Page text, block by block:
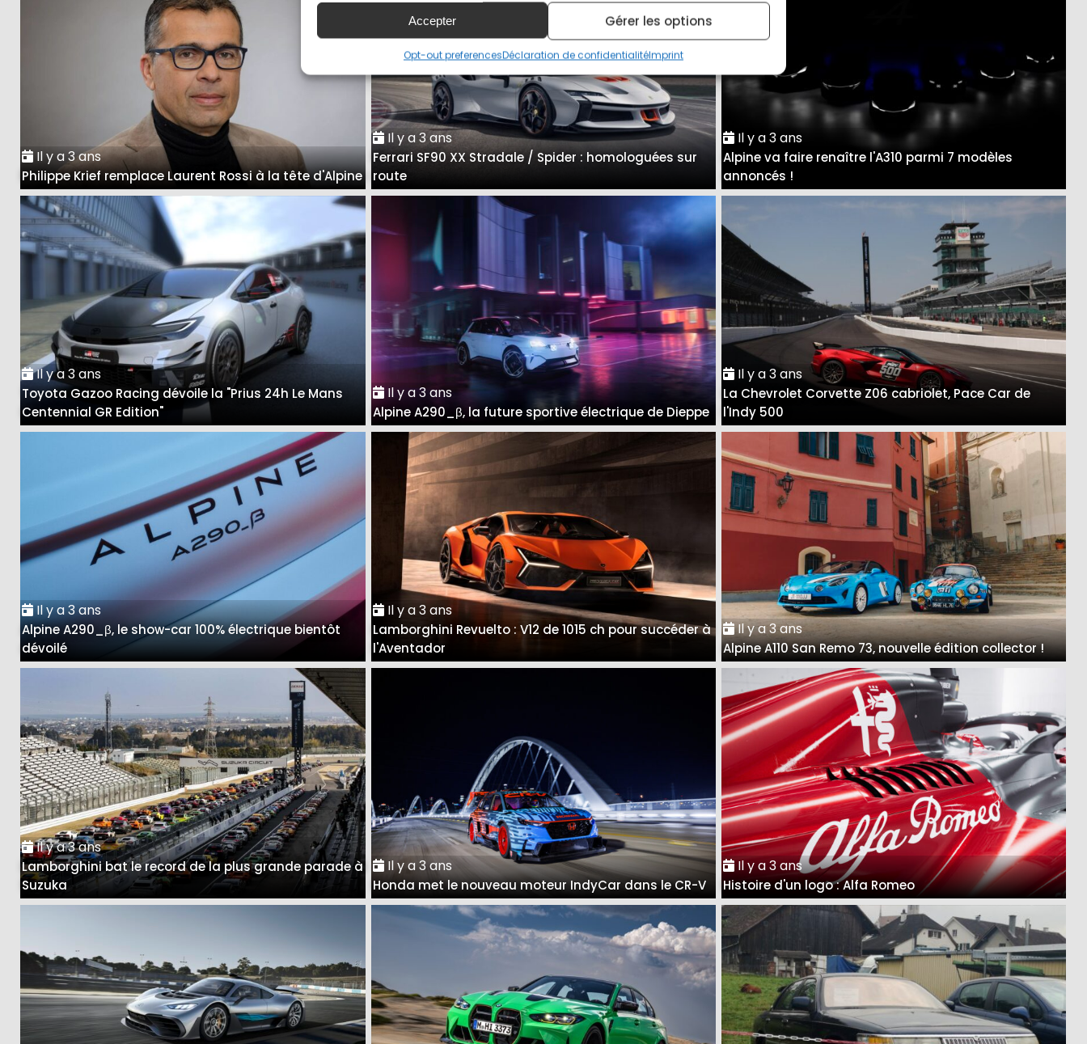
Accepter Gérer les options
Opt-out preferencesDéclaration de confidentialitéImprint
Il y a 3 ans
Philippe Krief remplace Laurent Rossi à la tête d'Alpine
Il y a 3 ans
Ferrari SF90 XX Stradale / Spider : homologuées sur
route
Il y a 3 ans
Alpine va faire renaître l'A310 parmi 7 modèles
annoncés !
Il y a 3 ans
Toyota Gazoo Racing dévoile la "Prius 24h Le Mans
Centennial GR Edition"
Il y a 3 ans
Alpine A290_β, la future sportive électrique de Dieppe
Il y a 3 ans
La Chevrolet Corvette Z06 cabriolet, Pace Car de
l'Indy 500
Il y a 3 ans
Alpine A290_β, le show-car 100% électrique bientôt
dévoilé
Il y a 3 ans
Lamborghini Revuelto : V12 de 1015 ch pour succéder à
l'Aventador
Il y a 3 ans
Alpine A110 San Remo 73, nouvelle édition collector !
Il y a 3 ans
Lamborghini bat le record de la plus grande parade à
Suzuka
Il y a 3 ans
Honda met le nouveau moteur IndyCar dans le CR-V
Il y a 3 ans
Histoire d'un logo : Alfa Romeo